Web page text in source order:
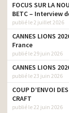
FOCUS SUR LA
BETC – Interview
publié le 2 juillet 2026
CANNES LIONS
France
publié le 29 juin 2026
CANNES LIONS
publié le 23 juin 2026
COUP D’ENVOI
CRAFT
publié le 22 juin 2026